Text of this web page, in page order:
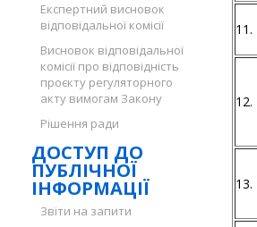
Експертний висновок
відповідальної комісії
Висновок відповідальної
комісії про відповідність
проєкту регуляторного
акту вимогам Закону
Рішення ради
ДОСТУП ДО
ПУБЛІЧНОЇ
ІНФОРМАЦІЇ
Звіти на запити
11.
12.
13.